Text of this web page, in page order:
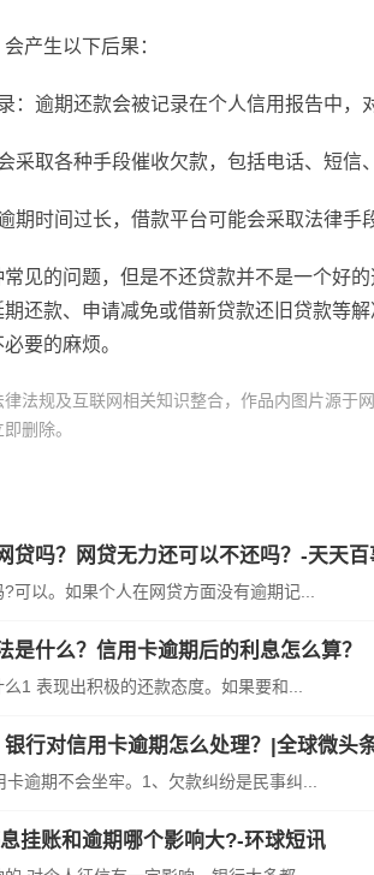
产生以下后果：
：逾期还款会被记录在个人信用报告中，
采取各种手段催收欠款，包括电话、短信
期时间过长，借款平台可能会采取法律手
见的问题，但是不还贷款并不是一个好
还款、申请减免或借新贷款还旧贷款等
要的麻烦。
法规及互联网相关知识整合，作品内图片源于
删除。
贷吗？网贷无力还可以不还吗？-天天百
可以。如果个人在网贷方面没有逾期记...
是什么？信用卡逾期后的利息怎么算？
1 表现出积极的还款态度。如果要和...
行对信用卡逾期怎么处理？|全球微头
逾期不会坐牢。1、欠款纠纷是民事纠...
挂账和逾期哪个影响大?-环球短讯